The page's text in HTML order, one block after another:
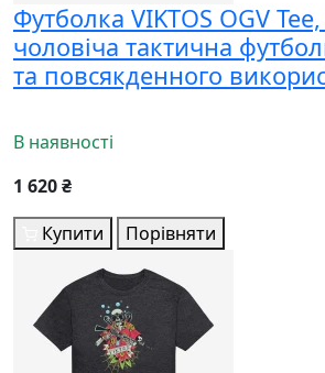
Футболка VIKTOS OGV
чоловіча тактична
та повсякденного
В наявності
1 620 ₴
Купити
Порівняти